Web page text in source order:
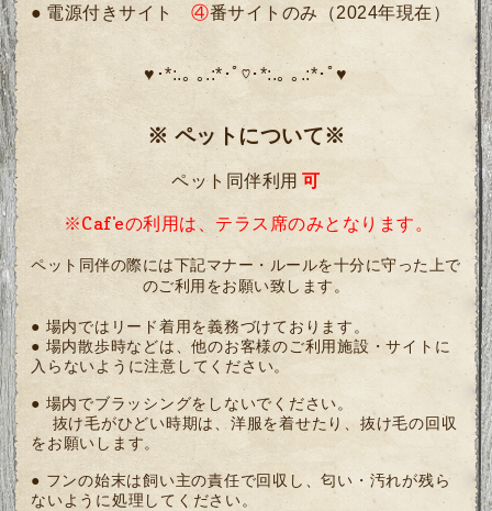
● 電源付きサイト④番サイトのみ（2024年現在）
♥･*:.｡ ｡.:*･ﾟ♡･*:.｡ ｡.:*･ﾟ♥
※ ペットについて※
ペット同伴利用可
※Caf'eの利用は、テラス席のみとなります。
ペット同伴の際には下記マナー・ルールを十分に守った上で
のご利用をお願い致します。
● 場内ではリード着用を義務づけております。
● 場内散歩時などは、他のお客様のご利用施設・サイトに
入らないように注意してください。
● 場内でブラッシングをしないでください。
抜け毛がひどい時期は、洋服を着せたり、抜け毛の回収
をお願いします。
● フンの始末は飼い主の責任で回収し、匂い・汚れが残ら
ないように処理してください。